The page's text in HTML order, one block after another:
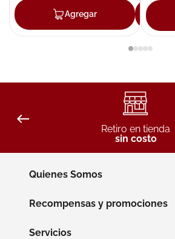
Agregar
Retiro en tienda
sin costo
Quienes Somos
Recompensas y promociones
Servicios